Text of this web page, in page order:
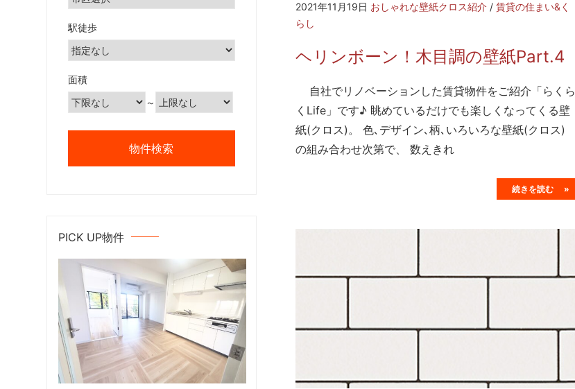
2021年11月19日 おしゃれな壁紙クロス紹介 / 賃貸の住まい&く
らし
ヘリンボーン！木目調の壁紙Part.4
自社でリノベーションした賃貸物件をご紹介「らくら
くLife」です♪ 眺めているだけでも楽しくなってくる壁
紙(クロス)。 色､デザイン､柄､いろいろな壁紙(クロス)
の組み合わせ次第で、 数えきれ
続きを読む »
駅徒歩
面積
～
PICK UP物件